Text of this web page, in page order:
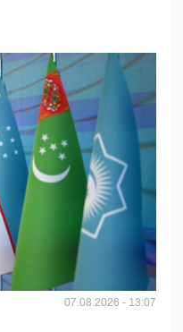
07.08.2026 - 13:07